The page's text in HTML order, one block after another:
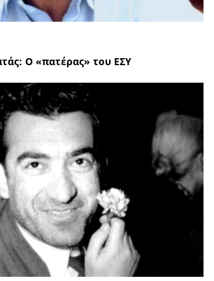
Ο «πατέρας» του ΕΣΥ